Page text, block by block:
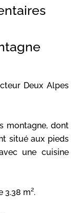
Deux Alpes
montagne, dont
situé aux pieds
une cuisine
3.38 m².